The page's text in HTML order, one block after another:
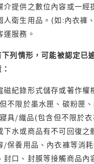
介提供之數位內容或一
人衛生用品。(如:內衣褲
運服務。
列情形，可能被認定已
磁紀錄形式儲存或著作
不限於墨水匣、碳粉匣
具/織品(包含但不限於
下水或商品有不可回復之
/保養用品、內衣褲等消
封口、封膜等接觸商品